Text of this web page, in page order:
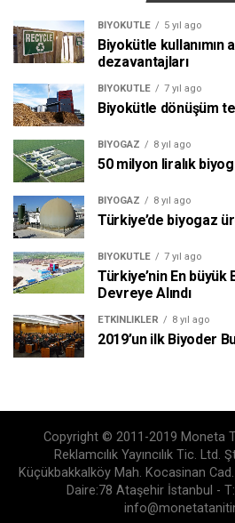
BIYOKÜTLE 5 yıl ago
Biyokütle kullanımın
dezavantajları
BIYOKÜTLE 7 yıl ago
Biyokütle dönüşüm
BIYOGAZ 8 yıl ago
50 milyon liralık
BIYOGAZ 8 yıl ago
Türkiye’de biyogaz
BIYOKÜTLE 7 yıl ago
Türkiye’nin En
Devreye Alındı
ETKINLIKLER 8 yıl ago
2019’un ilk Biyoder
Copyright © 2011-2019 Moneta
Reklamcılık Yayıncılık Tic. Ltd.
Küçükbakkalköy Mah. Kocasinan
Daire:78 Ataşehir İstanbul -